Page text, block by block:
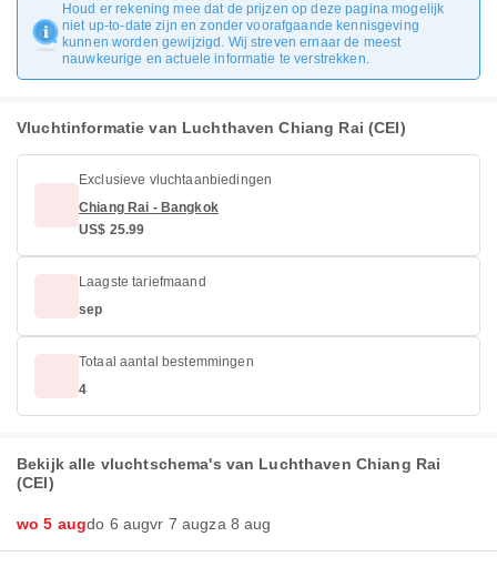
Houd er rekening mee dat de prijzen op deze pagina mogelijk
niet up-to-date zijn en zonder voorafgaande kennisgeving
kunnen worden gewijzigd. Wij streven ernaar de meest
nauwkeurige en actuele informatie te verstrekken.
Vluchtinformatie van Luchthaven Chiang Rai (CEI)
Exclusieve vluchtaanbiedingen
Chiang Rai - Bangkok
US$ 25.99
Laagste tariefmaand
sep
Totaal aantal bestemmingen
4
Bekijk alle vluchtschema's van Luchthaven Chiang Rai
(CEI)
wo 5 augdo 6 augvr 7 augza 8 aug